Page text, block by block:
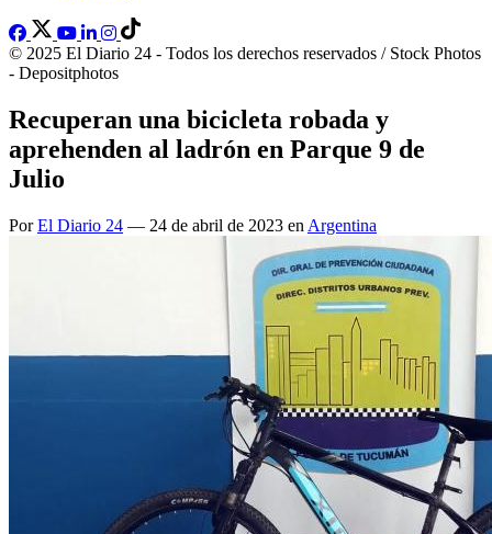
© 2025 El Diario 24 - Todos los derechos reservados / Stock Photos
- Depositphotos
Recuperan una bicicleta robada y
aprehenden al ladrón en Parque 9 de
Julio
PorEl Diario 24 — 24 de abril de 2023 en Argentina